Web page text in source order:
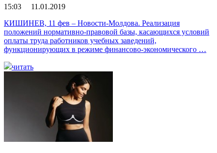
15:03 11.01.2019
КИШИНЕВ, 11 фев – Новости-Молдова. Реализация
положений нормативно-правовой базы, касающихся условий
оплаты труда работников учебных заведений,
функционирующих в режиме финансово-экономического …
читать